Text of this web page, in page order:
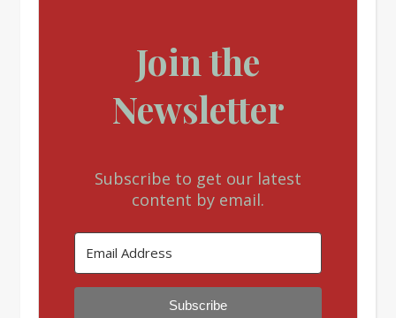
Join the
Newsletter
Subscribe to get our latest
content by email.
Subscribe